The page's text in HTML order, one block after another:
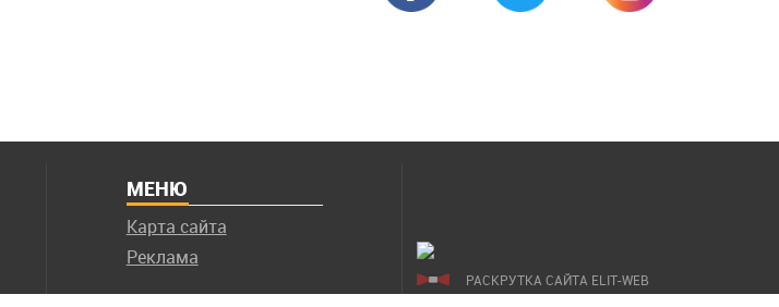
МЕНЮ
Карта сайта
Реклама
РАСКРУТКА САЙТА ELIT-WEB